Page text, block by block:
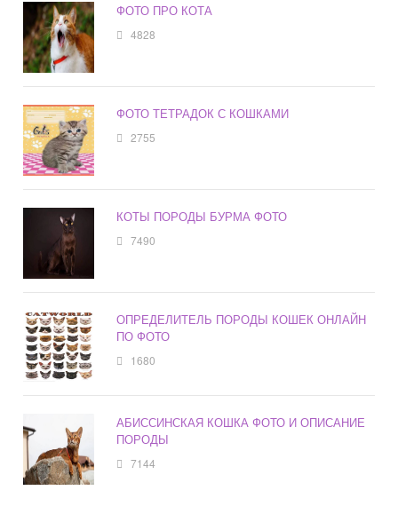
ФОТО ПРО КОТА
4828
ФОТО ТЕТРАДОК С КОШКАМИ
2755
КОТЫ ПОРОДЫ БУРМА ФОТО
7490
ОПРЕДЕЛИТЕЛЬ ПОРОДЫ КОШЕК ОНЛАЙН
ПО ФОТО
1680
АБИССИНСКАЯ КОШКА ФОТО И ОПИСАНИЕ
ПОРОДЫ
7144